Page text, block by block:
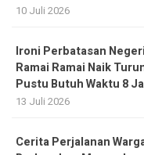
10 Juli 2026
Ironi Perbatasan
Ramai Ramai Naik
Pustu Butuh Waktu 8
13 Juli 2026
Cerita Perjalanan